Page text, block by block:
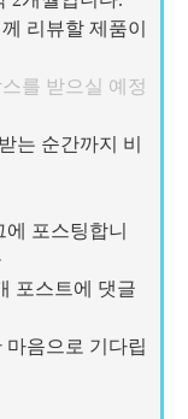
리뷰할 제품이
를 받으실 예정
는 순간까지 비
포스팅합니
포스트에 댓글
음으로 기다립